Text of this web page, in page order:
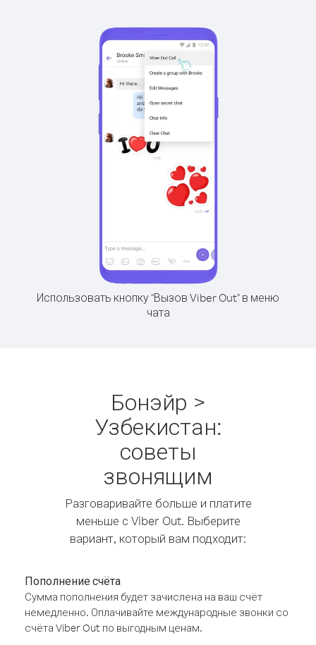
Использовать кнопку "Вызов Viber Out" в меню
чата
Бонэйр >
Узбекистан:
советы
звонящим
Разговаривайте больше и платите
меньше с Viber Out. Выберите
вариант, который вам подходит:
Пополнение счёта
Сумма пополнения будет зачислена на ваш счёт
немедленно. Оплачивайте международные звонки со
счёта Viber Out по выгодным ценам.